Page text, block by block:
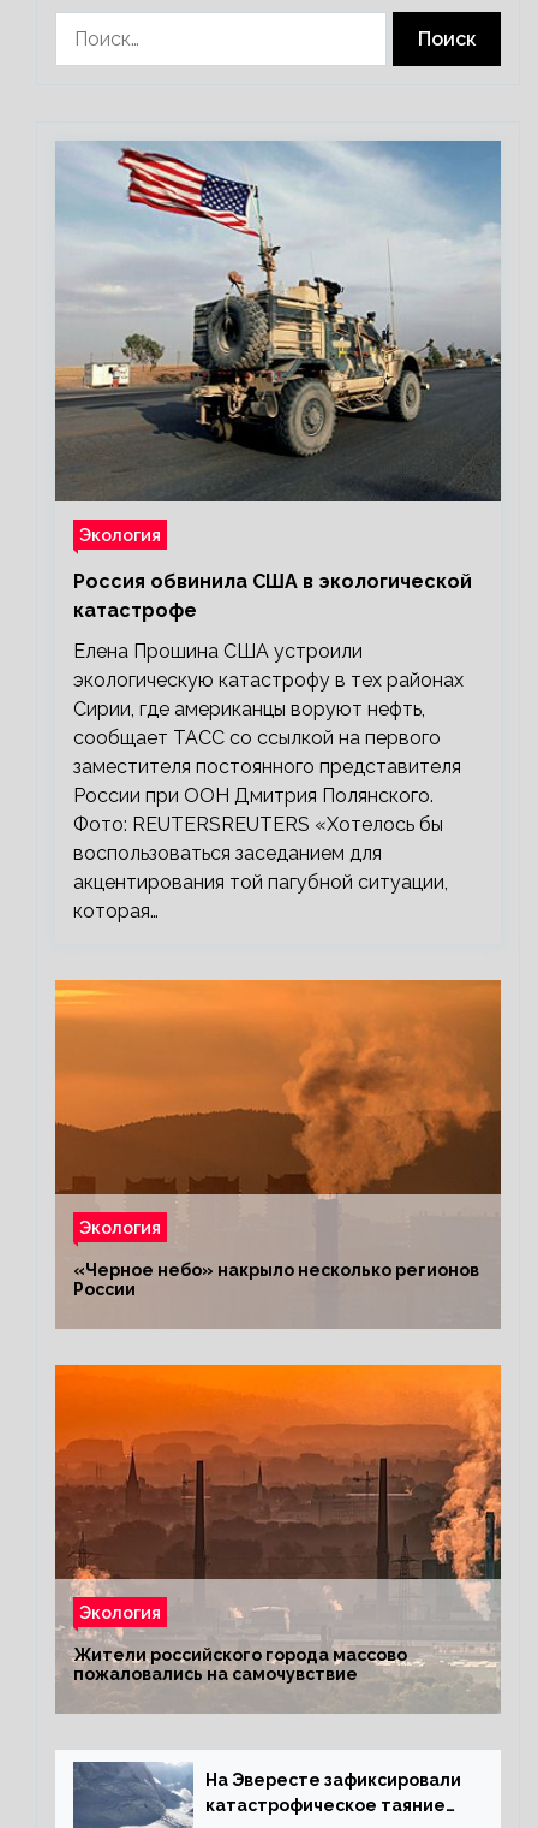
Экология
Россия обвинила США в экологической
катастрофе
Елена Прошина США устроили
экологическую катастрофу в тех районах
Сирии, где американцы воруют нефть,
сообщает ТАСС со ссылкой на первого
заместителя постоянного представителя
России при ООН Дмитрия Полянского.
Фото: REUTERSREUTERS «Хотелось бы
воспользоваться заседанием для
акцентирования той пагубной ситуации,
которая…
Экология
«Черное небо» накрыло несколько регионов
России
Экология
Жители российского города массово
пожаловались на самочувствие
На Эвересте зафиксировали
катастрофическое таяние